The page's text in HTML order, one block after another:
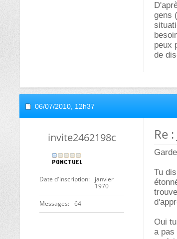
gens
peux
de
06/07/2010, 12h37
invite2462198c
Date d'inscription
janvier
1970
Messages 64
Re
Tu
Oui
a pas